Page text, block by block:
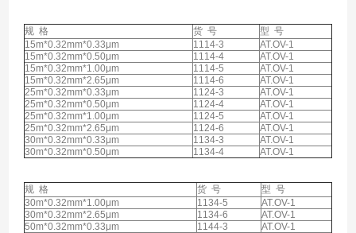
规 格 货 号
型 号
15m*0.32mm*0.33μm
1114-3
AT.OV-1
15m*0.32mm*0.50μm
1114-4
AT.OV-1
15m*0.32mm*1.00μm
1114-5
AT.OV-1
15m*0.32mm*2.65μm
1114-6
AT.OV-1
25m*0.32mm*0.33μm
1124-3
AT.OV-1
25m*0.32mm*0.50μm
1124-4
AT.OV-1
25m*0.32mm*1.00μm
1124-5
AT.OV-1
25m*0.32mm*2.65μm
1124-6
AT.OV-1
30m*0.32mm*0.33μm
1134-3
AT.OV-1
30m*0.32mm*0.50μm
1134-4 AT.OV-1
规 格 货 号
型 号
30m*0.32mm*1.00μm
1134-5
AT.OV-1
30m*0.32mm*2.65μm
1134-6
AT.OV-1
50m*0.32mm*0.33μm
1144-3
AT.OV-1